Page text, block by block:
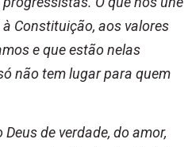
Constituição, aos valores
e que estão nelas
não tem lugar para quem
de verdade, do amor,